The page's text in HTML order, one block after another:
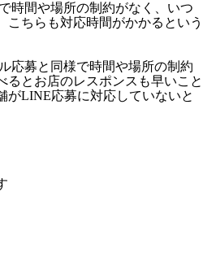
時間や場所の制約がなく、いつ
こちらも対応時間がかかるという
応募と同様で時間や場所の制約
るとお店のレスポンスも早いこと
がLINE応募に対応していないと